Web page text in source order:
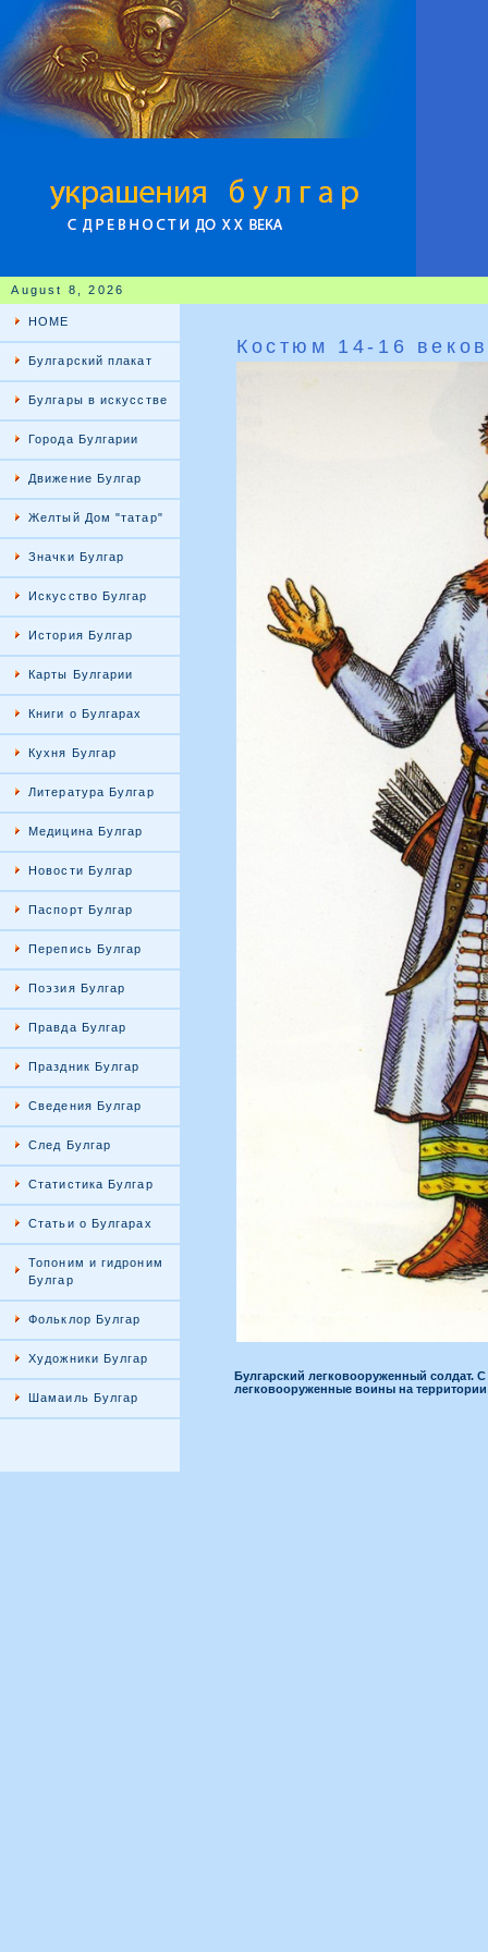
August 8, 2026
HOME
Булгарский плакат
Булгары в искусстве
Города Булгарии
Движение Булгар
Желтый Дом "татар"
Значки Булгар
Искусство Булгар
История Булгар
Карты Булгарии
Книги о Булгарах
Кухня Булгар
Литература Булгар
Медицина Булгар
Новости Булгар
Паспорт Булгар
Перепись Булгар
Поэзия Булгар
Правда Булгар
Праздник Булгар
Сведения Булгар
След Булгар
Статистика Булгар
Статьи о Булгарах
Топоним и гидроним
Булгар
Фольклор Булгар
Художники Булгар
Шамаиль Булгар
Костюм 14-16 веков
Булгарский легковооруженный солдат.
легковооруженные воины на